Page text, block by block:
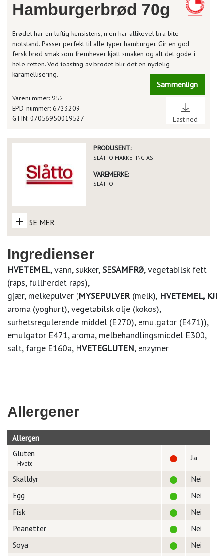
Hamburgerbrød 70g
Brødet har en luftig konsistens, men har allikevel bra bite
motstand. Passer perfekt til alle typer hamburger. Gir en god
fersk brød smak som fremhever kjøtt smaken og alt det gode i
hele retten. Ved toasting av brødet blir det en nydelig
karamellisering.
Sammenlign
Last ned
Varenummer: 952
EPD-nummer: 6723209
GTIN: 07056950019527
PRODUSENT:
SLÅTTO MARKETING AS
VAREMERKE:
SLÅTTO
+ SE MER
Ingredienser
HVETEMEL, vann, sukker,SESAMFRØ, vegetabilsk fett
(raps, fullherdet raps),
gjær, melkepulver (MYSEPULVER (melk), HVETEMEL,
aroma (yoghurt), vegetabilsk olje (kokos),
surhetsregulerende middel (E270), emulgator (E471)),
emulgator E471, aroma, melbehandlingsmiddel E300,
salt, farge E160a, HVETEGLUTEN, enzymer
Allergener
Allergen
Gluten
Hvete
Ja
Skalldyr
Nei
Egg
Nei
Fisk
Nei
Peanøtter
Nei
Soya
Nei